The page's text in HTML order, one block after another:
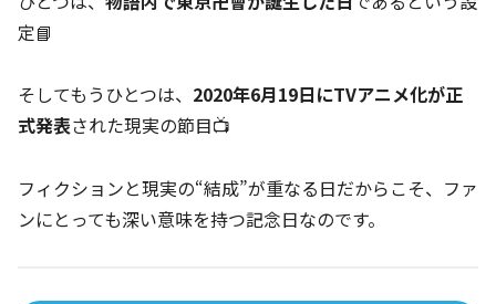
定📘
そしてもうひとつは、 2020年6月19日にTVアニメ化が正
式発表された現実の節目📺
フィクションと現実の“結成”が重なる日だからこそ、ファ
ンにとっても深い意味を持つ記念日なのです。